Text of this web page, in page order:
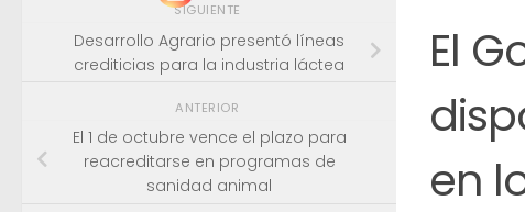
El
en
SIGUIENTE
Desarrollo Agrario presentó líneas
crediticias para la industria láctea
ANTERIOR
El 1 de octubre vence el plazo para
reacreditarse en programas de
sanidad animal